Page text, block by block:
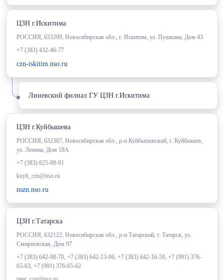
ЦЗН г.Искитима
РОССИЯ, 633209, Новосибирская обл., г. Искитим, ул. Пушкина, Дом 43
+7 (383) 432-46-77
czn-iskitim.nso.ru
Линевский филиал ГУ ЦЗН г.Искитима
ЦЗН г.Куйбышева
РОССИЯ, 632387, Новосибирская обл., р-н Куйбышевский, г. Куйбышев,
ул. Ленина, Дом 18А
+7 (383) 625-09-91
kuyb_czn@nso.ru
nszn.nso.ru
ЦЗН г.Татарска
РОССИЯ, 632122, Новосибирская обл., р-н Татарский, г. Татарск, ул.
Смирновская, Дом 97
+7 (383) 642-08-70, +7 (383) 642-13-06, +7 (383) 642-16-59, +7 (991) 376-
65-63, +7 (991) 376-65-62